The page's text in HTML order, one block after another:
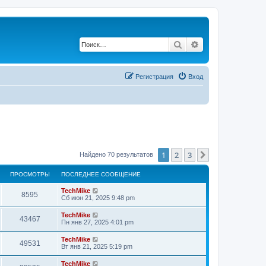
Поиск
Вход
Регистрация
Найдено 70 результатов 1 2 3
ПРОСМОТРЫ ПОСЛЕДНЕЕ СООБЩЕНИЕ
8595
TechMike
Сб июн 21, 2025 9:48 pm
43467
TechMike
Пн янв 27, 2025 4:01 pm
49531
TechMike
Вт янв 21, 2025 5:19 pm
TechMike